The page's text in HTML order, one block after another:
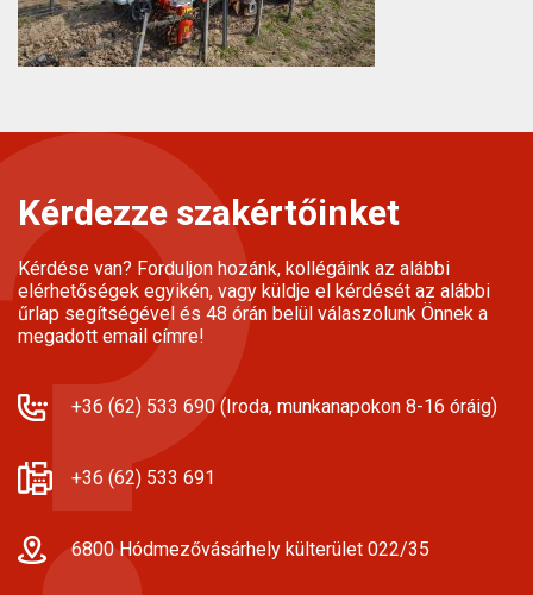
Kérdezze szakértőinket
Kérdése van? Forduljon hozánk, kollégáink az alábbi
elérhetőségek egyikén, vagy küldje el kérdését az alábbi
űrlap segítségével és 48 órán belül válaszolunk Önnek a
megadott email címre!
+36 (62) 533 690 (Iroda, munkanapokon 8-16 óráig)
+36 (62) 533 691
6800 Hódmezővásárhely külterület 022/35